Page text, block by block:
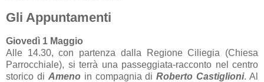
Gli Appuntamenti
Giovedì 1 Maggio
Alle 14.30, con partenza dalla Regione Ciliegia (Chiesa
Parrocchiale), si terrà una passeggiata-racconto nel centro
storico di Amenoin compagnia diRoberto Castiglioni. Al